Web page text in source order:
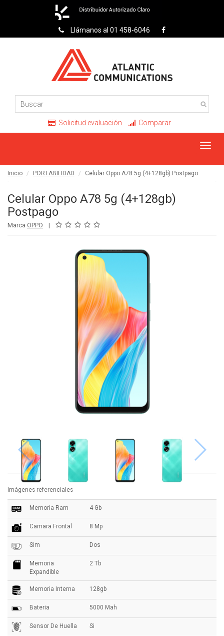
Llámanos al 01 458-6046
Solicitud evaluación Comparar
Inicio PORTABILIDAD Celular Oppo A78 5g (4+128gb) Postpago
Celular Oppo A78 5g (4+128gb)
Postpago
Marca OPPO
Imágenes referenciales
Memoria Ram 4 Gb
Camara Frontal 8 Mp
Sim Dos
Memoria
Expandible
2 Tb
Memoria Interna 128gb
Bateria 5000 Mah
Sensor De Huella Si